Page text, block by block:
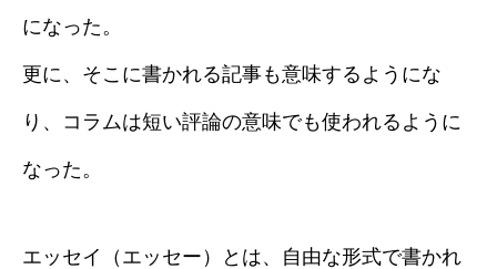
になった。
更に、そこに書かれる記事も意味するようにな
り、コラムは短い評論の意味でも使われるように
なった。
エッセイ（エッセー）とは、自由な形式で書かれ